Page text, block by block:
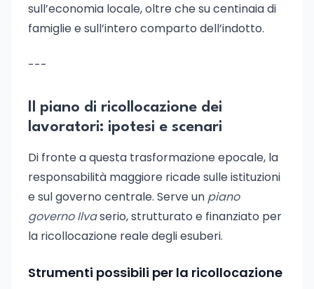
sull’economia locale, oltre che su centinaia di
famiglie e sull’intero comparto dell’indotto.
---
Il piano di ricollocazione dei
lavoratori: ipotesi e scenari
Di fronte a questa trasformazione epocale, la
responsabilità maggiore ricade sulle istituzioni
e sul governo centrale. Serve un piano
governo Ilvaserio, strutturato e finanziato per
la ricollocazione reale degli esuberi.
Strumenti possibili per la ricollocazione